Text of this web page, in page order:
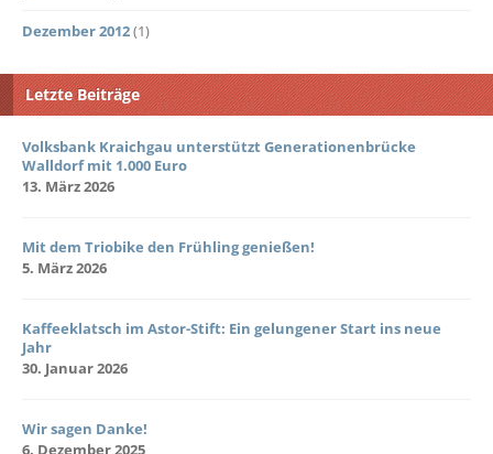
Dezember 2012(1)
Letzte Beiträge
Volksbank Kraichgau unterstützt Generationenbrücke
Walldorf mit 1.000 Euro
13. März 2026
Mit dem Triobike den Frühling genießen!
5. März 2026
Kaffeeklatsch im Astor-Stift: Ein gelungener Start ins neue
Jahr
30. Januar 2026
Wir sagen Danke!
6. Dezember 2025